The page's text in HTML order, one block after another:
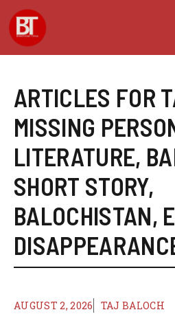
Skip
to
content
ARTICLES FOR
MISSING
LITERATURE,
SHORT STORY,
BALOCHISTAN,
AUGUST 2, 2026 TAJ BALOCH